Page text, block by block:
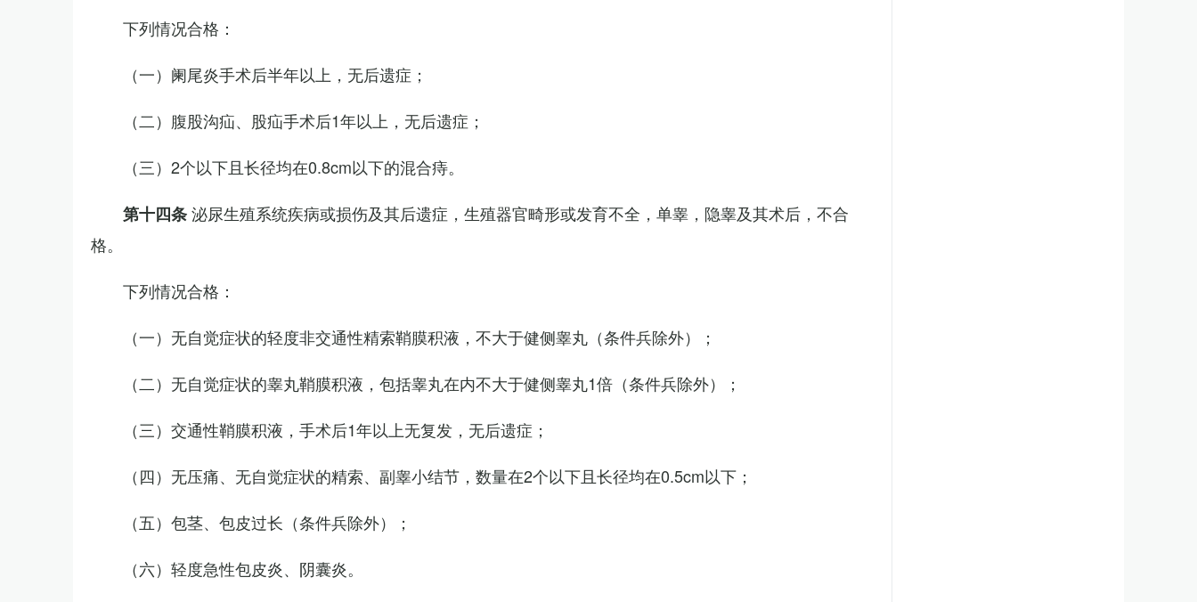
下列情况合格：
（一）阑尾炎手术后半年以上，无后遗症；
（二）腹股沟疝、股疝手术后1年以上，无后遗症；
（三）2个以下且长径均在0.8cm以下的混合痔。
第十四条泌尿生殖系统疾病或损伤及其后遗症，生殖器官畸形或发育不全，单睾，隐睾及其术后，不合
格。
下列情况合格：
（一）无自觉症状的轻度非交通性精索鞘膜积液，不大于健侧睾丸（条件兵除外）；
（二）无自觉症状的睾丸鞘膜积液，包括睾丸在内不大于健侧睾丸1倍（条件兵除外）；
（三）交通性鞘膜积液，手术后1年以上无复发，无后遗症；
（四）无压痛、无自觉症状的精索、副睾小结节，数量在2个以下且长径均在0.5cm以下；
（五）包茎、包皮过长（条件兵除外）；
（六）轻度急性包皮炎、阴囊炎。